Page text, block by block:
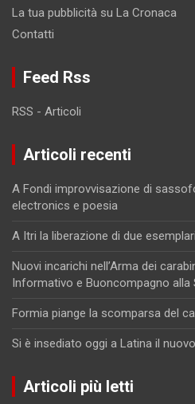
La tua pubblicità su La Cronaca
Contatti
Feed Rss
RSS - Articoli
Articoli recenti
A Fondi improvvisazione di
electronics e poesia
A Itri la liberazione di due
Nuovi incarichi nell’Arma dei
Informativo e Buoncompagno alla
Formia piange la scomparsa del
Si è insediato oggi a Latina il
Articoli più letti